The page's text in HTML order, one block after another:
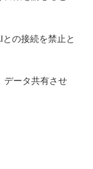
の接続を禁止と
データ共有させ